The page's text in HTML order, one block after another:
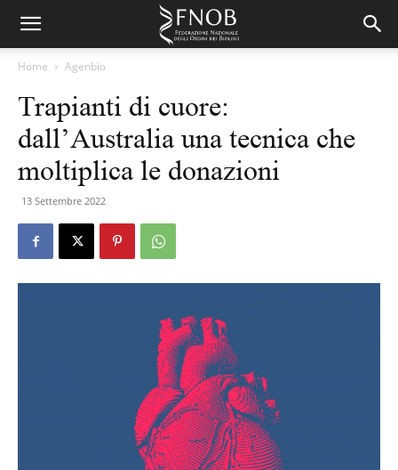
Home Agenbio
Trapianti di cuore:
dall’Australia una tecnica che
moltiplica le donazioni
13 Settembre 2022